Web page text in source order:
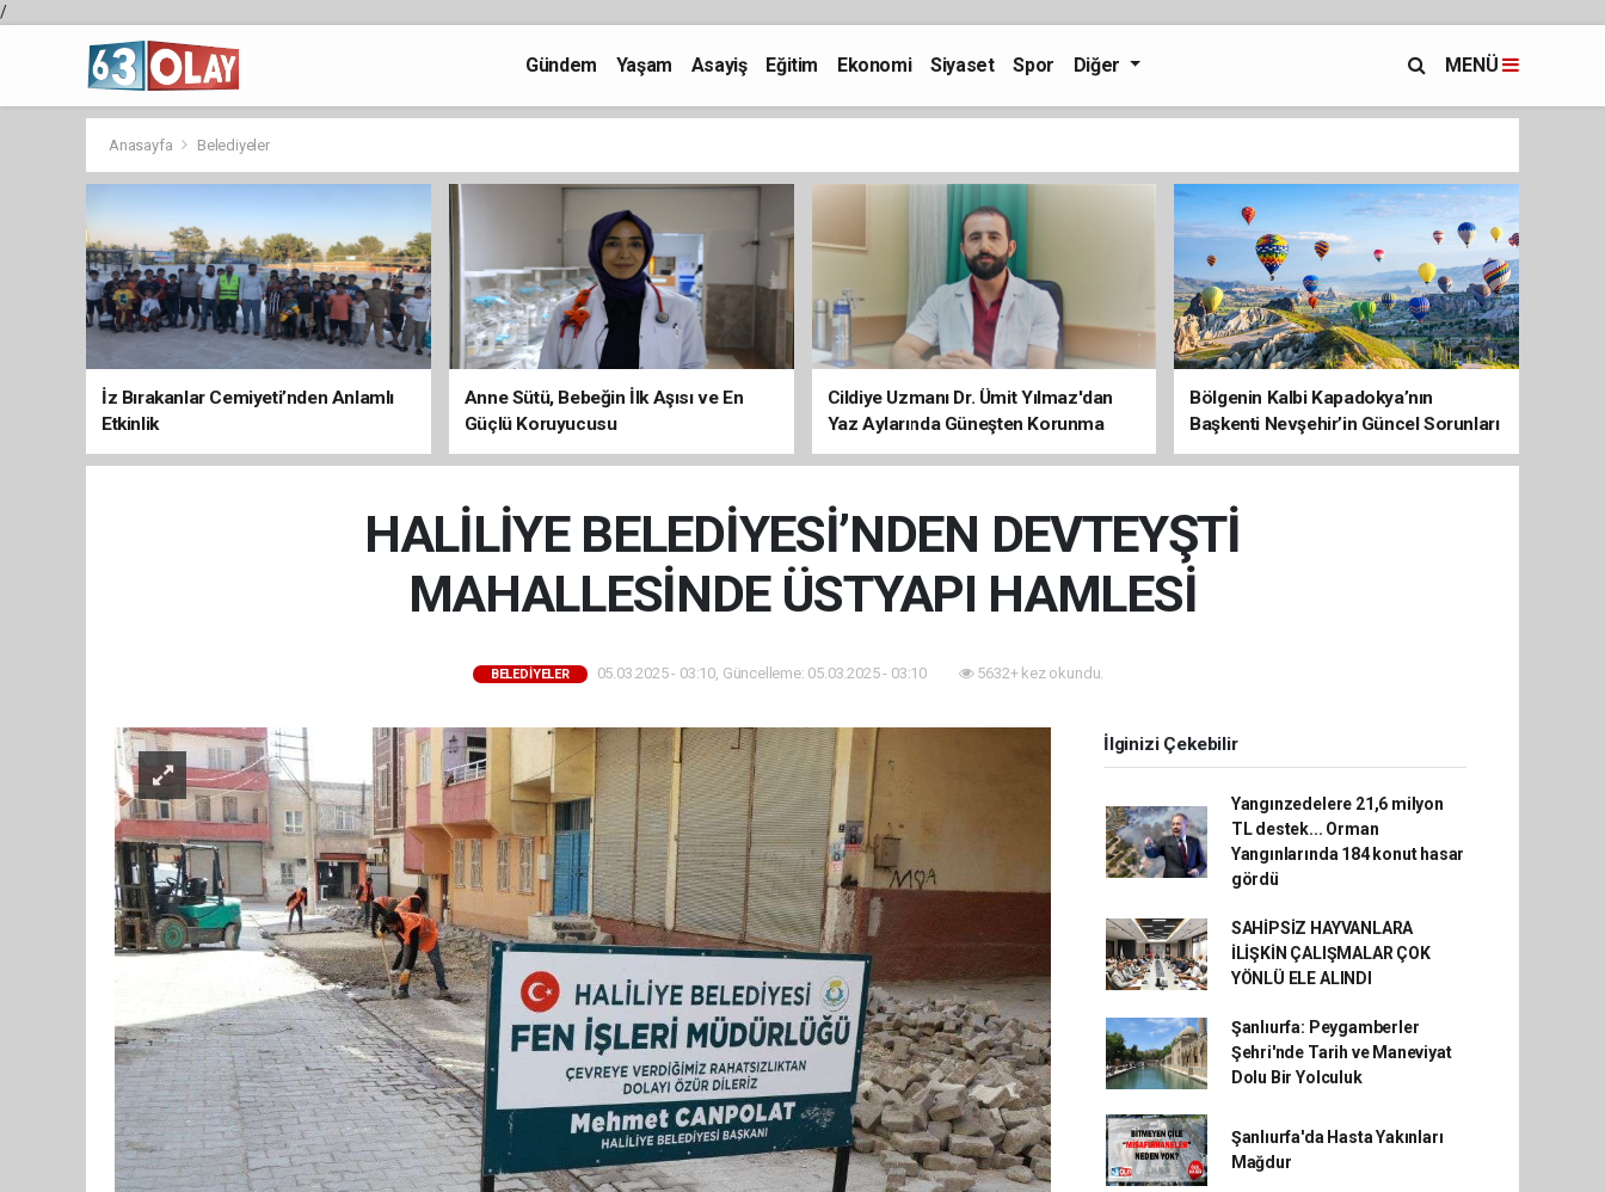
/
Gündem Yaşam Asayiş Eğitim Ekonomi Siyaset Spor Diğer MENÜ
Anasayfa Belediyeler
İz Bırakanlar Cemiyeti’nden Anlamlı
Etkinlik
Anne Sütü, Bebeğin İlk Aşısı ve En
Güçlü Koruyucusu
Cildiye Uzmanı Dr. Ümit Yılmaz'dan
Yaz Aylarında Güneşten Korunma
Uyarısı
Bölgenin Kalbi Kapadokya’nın
Başkenti Nevşehir’in Güncel Sorunları
ve Çözüm Haritası
HALİLİYE BELEDİYESİ’NDEN DEVTEYŞTİ
MAHALLESİNDE ÜSTYAPI HAMLESİ
BELEDIYELER 05.03.2025 - 03:10, Güncelleme: 05.03.2025 - 03:10 5632+ kez okundu.
İlginizi Çekebilir
Yangınzedelere 21,6 milyon
TL destek... Orman
Yangınlarında 184 konut hasar
gördü
SAHİPSİZ HAYVANLARA
İLİŞKİN ÇALIŞMALAR ÇOK
YÖNLÜ ELE ALINDI
Şanlıurfa: Peygamberler
Şehri'nde Tarih ve Maneviyat
Dolu Bir Yolculuk
Şanlıurfa'da Hasta Yakınları
Mağdur